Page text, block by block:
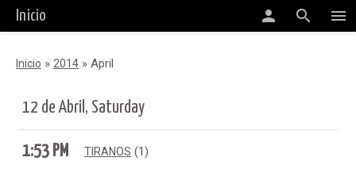
menu
search
person
Inicio
Inicio » 2014 » April
12 de Abril, Saturday
1:53 PM TIRANOS (1)